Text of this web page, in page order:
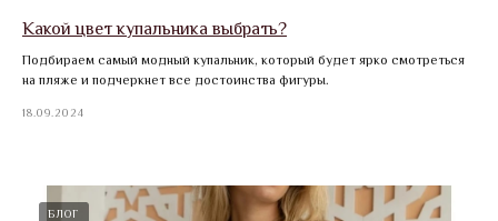
Какой цвет купальника выбрать?
Подбираем самый модный купальник, который будет ярко смотреться
на пляже и подчеркнет все достоинства фигуры.
18.09.2024
БЛОГ